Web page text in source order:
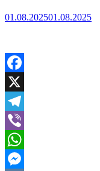
01.08.202501.08.2025
Facebook
X
Telegram
Viber
WhatsApp